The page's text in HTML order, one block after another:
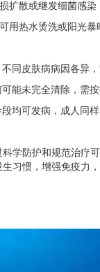
扩散或继发细菌感染
用热水烫洗或阳光暴
同皮肤病病因各异
能未完全清除，需按
均可发病，成人同样
学防护和规范治疗
习惯，增强免疫力